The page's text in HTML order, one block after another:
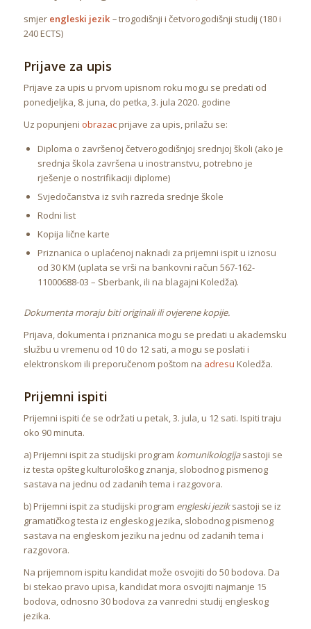
smjer engleski jezik –trogodišnji i četvorogodišnji studij (180 i
240 ECTS)
Prijave za upis
Prijave za upis u prvom upisnom roku mogu se predati od
ponedjeljka, 8. juna, do petka, 3. jula 2020. godine
Uz popunjeni obrazacprijave za upis, prilažu se:
Diploma o završenoj četverogodišnjoj srednjoj školi (ako je
srednja škola završena u inostranstvu, potrebno je
rješenje o nostrifikaciji diplome)
Svjedočanstva iz svih razreda srednje škole
Rodni list
Kopija lične karte
Priznanica o uplaćenoj naknadi za prijemni ispit u iznosu
od 30 KM (uplata se vrši na bankovni račun 567-162-
11000688-03 – Sberbank, ili na blagajni Koledža).
Dokumenta moraju biti originali ili ovjerene kopije.
Prijava, dokumenta i priznanica mogu se predati u akademsku
službu u vremenu od 10 do 12 sati, a mogu se poslati i
elektronskom ili preporučenom poštom na adresu Koledža.
Prijemni ispiti
Prijemni ispiti će se održati u petak, 3. jula, u 12 sati. Ispiti traju
oko 90 minuta.
a) Prijemni ispit za studijski program komunikologijasastoji se
iz testa opšteg kulturološkog znanja, slobodnog pismenog
sastava na jednu od zadanih tema i razgovora.
b) Prijemni ispit za studijski program engleski jeziksastoji se iz
gramatičkog testa iz engleskog jezika, slobodnog pismenog
sastava na engleskom jeziku na jednu od zadanih tema i
razgovora.
Na prijemnom ispitu kandidat može osvojiti do 50 bodova. Da
bi stekao pravo upisa, kandidat mora osvojiti najmanje 15
bodova, odnosno 30 bodova za vanredni studij engleskog
jezika.